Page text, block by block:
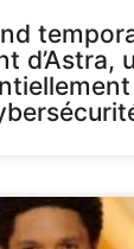
d’Astra,